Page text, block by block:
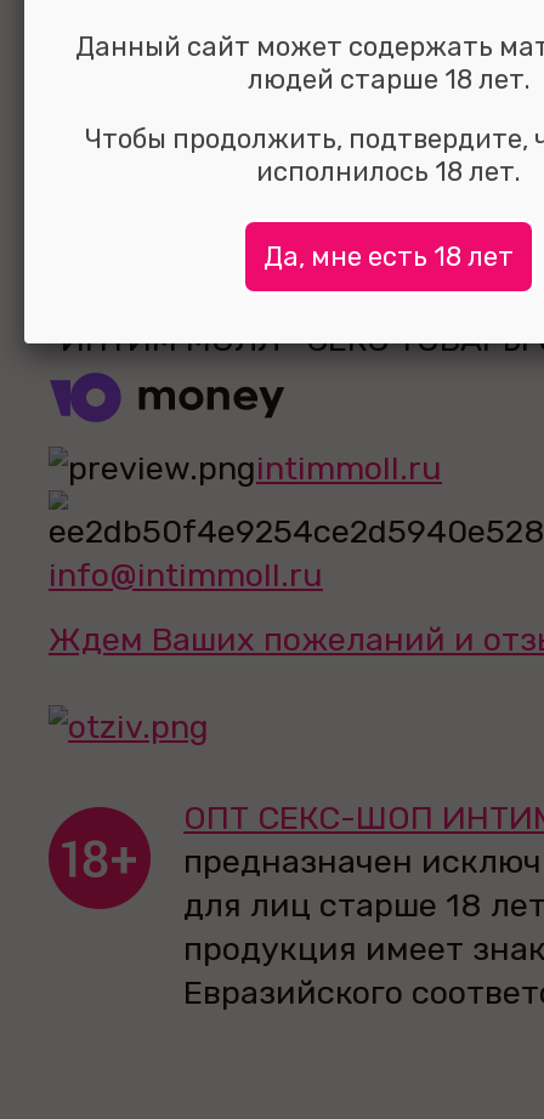
Since 2008-2026 © -
"ИНТИМ МОЛЛ"-СЕКС
intimmoll.ru
info@intimmoll.ru
Ждем Ваших пожеланий и
ОПТ СЕКС-ШОП
предназначен
для лиц старше 18
продукция имеет
Евразийского
Данный сайт может содержать
людей старше 18 лет.
Чтобы продолжить, подтвердите,
исполнилось 18 лет.
Да, мне есть 18 лет